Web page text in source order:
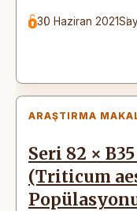
30 Haziran 2021
ARAŞTIRMA
Seri 82 ×
(Triticum